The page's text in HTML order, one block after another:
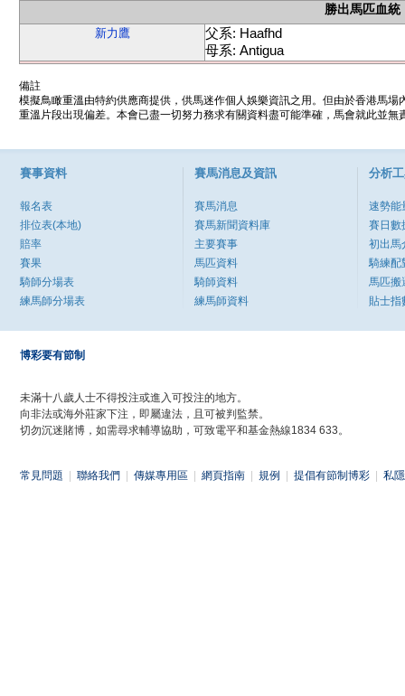
勝出馬匹血統
新力鷹
父系: Haafhd
母系: Antigua
備註
模擬鳥瞰重溫由特約供應商提供，供馬迷作個人娛樂資訊之用。但由於香港馬
重溫片段出現偏差。本會已盡一切努力務求有關資料盡可能準確，馬會就此並
賽事資料
報名表
排位表(本地)
賠率
賽果
騎師分場表
練馬師分場表
賽馬消息及資訊
賽馬消息
賽馬新聞資料庫
主要賽事
馬匹資料
騎師資料
練馬師資料
分析
速勢能
賽日數
初出馬
騎練配
馬匹搬
貼士指
博彩要有節制
未滿十八歲人士不得投注或進入可投注的地方。
向非法或海外莊家下注，即屬違法，且可被判監禁。
切勿沉迷賭博，如需尋求輔導協助，可致電平和基金熱線1834 633。
常見問題 聯絡我們 傳媒專用區 網頁指南 規例 提倡有節制博彩 私